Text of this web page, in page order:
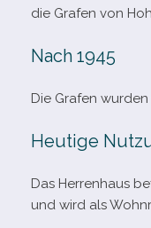
die Grafen von
Nach 1945
Die Grafen
Heutige
Das Herrenhaus
und wird als